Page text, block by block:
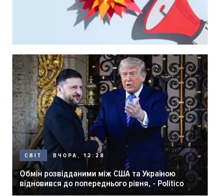
СВІТ ВЧОРА, 12:28
Обмін розвідданими між США та Україною
відновився до попереднього рівня, - Politico